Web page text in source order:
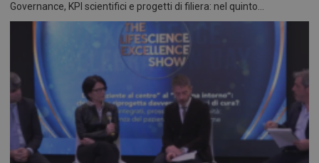
Governance, KPI scientifici e progetti di filiera: nel quinto...